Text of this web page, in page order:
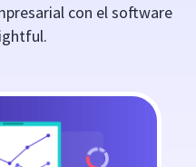
con el software